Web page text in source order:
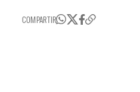
COMPARTIR